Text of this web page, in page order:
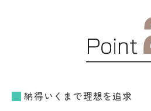
納得いくまで理想を追求